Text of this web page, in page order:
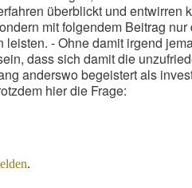
überblickt und entwirren
mit folgendem Beitrag
- Ohne damit irgend
dass sich damit die
anderswo begeistert als
hier die Frage:
.